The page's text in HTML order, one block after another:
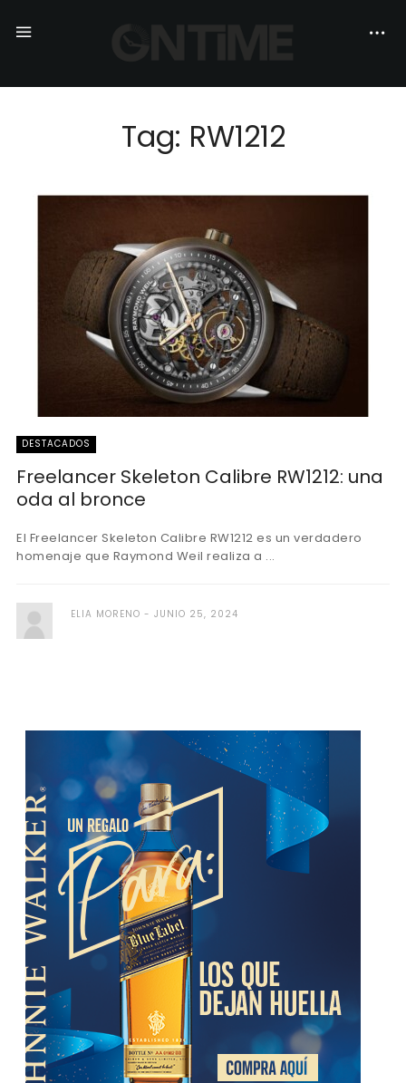
Tag: RW1212
DESTACADOS
Freelancer Skeleton Calibre RW1212: una
oda al bronce
El Freelancer Skeleton Calibre RW1212 es un verdadero
homenaje que Raymond Weil realiza a ...
ELIA MORENO JUNIO 25, 2024